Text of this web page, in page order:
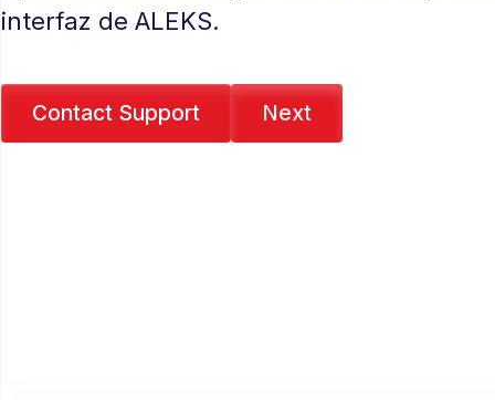
interfaz de ALEKS.
Contact Support Next